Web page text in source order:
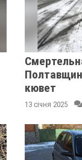
кювет
13 січня 2025